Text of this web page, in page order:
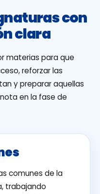
con
clara
materias para que
reforzar las
y preparar aquellas
en la fase de
comunes de la
trabajando